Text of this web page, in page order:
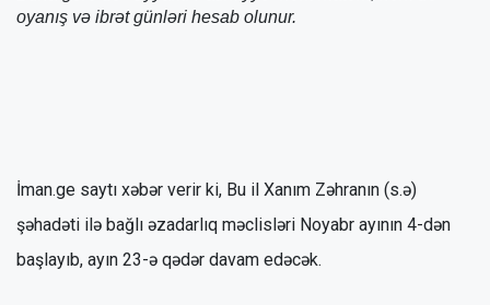
oyanış və ibrət günləri hesab olunur.
İman.ge saytı xəbər verir ki, Bu il Xanım Zəhranın (s.ə)
şəhadəti ilə bağlı əzadarlıq məclisləri Noyabr ayının 4-dən
başlayıb, ayın 23-ə qədər davam edəcək.